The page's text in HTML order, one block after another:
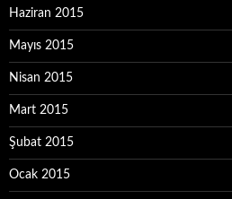
Haziran 2015
Mayıs 2015
Nisan 2015
Mart 2015
Şubat 2015
Ocak 2015